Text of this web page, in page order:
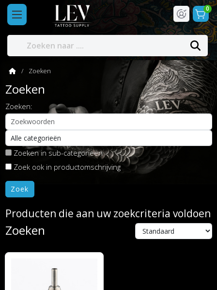
0
Zoeken
Zoeken
Zoeken:
Zoeken in sub-categorieën
Zoek ook in productomschrijving
Producten die aan uw zoekcriteria voldoen
Zoeken